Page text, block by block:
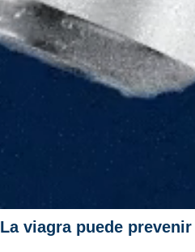
La viagra puede